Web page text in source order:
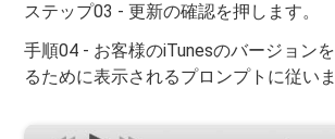
ステップ03 - 更新の確認を押します。
手順04 - お客様のiTunesのバージョン
るために表示されるプロンプトに従いま